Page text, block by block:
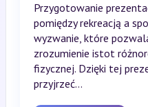
Przygotowanie
pomiędzy rekreacją a
wyzwanie, które
zrozumienie istot
fizycznej. Dzięki tej
przyjrzeć...